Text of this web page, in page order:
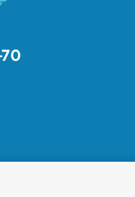
г. Южно-Сахалинск